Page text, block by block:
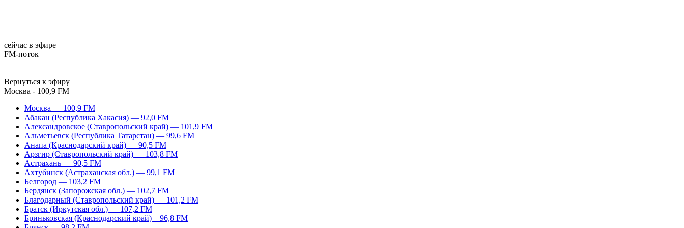
сейчас в эфире
FM-поток
Вернуться к эфиру
Москва - 100,9 FM
Москва — 100,9 FM
Абакан (Республика Хакасия) — 92,0 FM
Александровское (Ставропольский край) — 101,9 FM
Альметьевск (Республика Татарстан) — 99,6 FM
Анапа (Краснодарский край) — 90,5 FM
Арзгир (Ставропольский край) — 103,8 FM
Астрахань — 90,5 FM
Ахтубинск (Астраханская обл.) — 99,1 FM
Белгород — 103,2 FM
Бердянск (Запорожская обл.) — 102,7 FM
Благодарный (Ставропольский край) — 101,2 FM
Братск (Иркутская обл.) — 107,2 FM
Бриньковская (Краснодарский край) – 96,8 FM